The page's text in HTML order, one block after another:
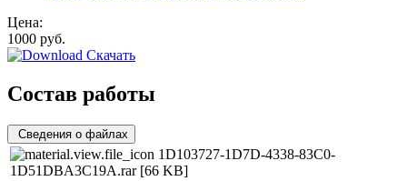
Цена:
1000 руб.
Скачать
Состав работы
Сведения о файлах
1D103727-1D7D-4338-83C0-
1D51DBA3C19A.rar [66 KB]